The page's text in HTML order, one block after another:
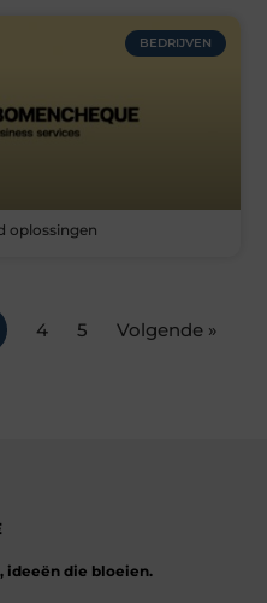
BEDRIJVEN
oplossingen
4 5 Volgende »
ideeën die bloeien.